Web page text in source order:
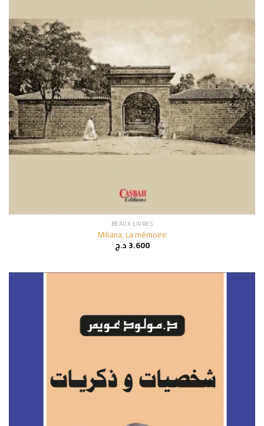
BEAUX LIVRES
Miliana, La mémoire
3.600د.ج